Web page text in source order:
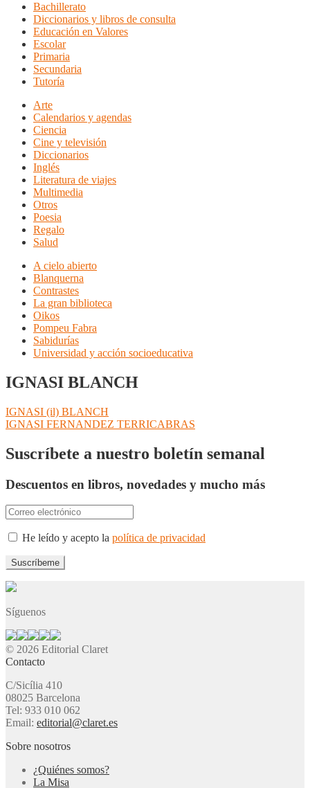
Bachillerato
Diccionarios y libros de consulta
Educación en Valores
Escolar
Primaria
Secundaria
Tutoría
Arte
Calendarios y agendas
Ciencia
Cine y televisión
Diccionarios
Inglés
Literatura de viajes
Multimedia
Otros
Poesia
Regalo
Salud
A cielo abierto
Blanquerna
Contrastes
La gran biblioteca
Oikos
Pompeu Fabra
Sabidurías
Universidad y acción socioeducativa
IGNASI BLANCH
Navegación
de
entradas
Anterior:
IGNASI (il) BLANCH
Siguiente:
IGNASI FERNANDEZ TERRICABRAS
Suscríbete a nuestro boletín semanal
Descuentos en libros, novedades y mucho más
He leído y acepto la política de privacidad
Síguenos
© 2026 Editorial Claret
Contacto
C/Sicília 410
08025 Barcelona
Tel: 933 010 062
Email: editorial@claret.es
Sobre nosotros
¿Quiénes somos?
La Misa